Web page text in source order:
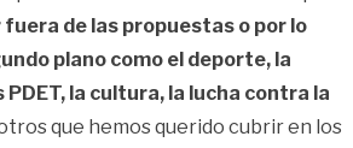
fuera de las propuestas o por lo
plano como el deporte, la
la cultura, la lucha contra la
que hemos querido cubrir en los